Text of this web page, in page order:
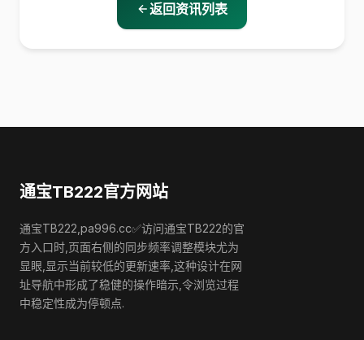
返回资讯列表
通宝TB222官方网站
通宝TB222,pa996.cc✅访问通宝TB222的官
方入口时,页面右侧的同步频率调整模块尤为
显眼,显示当前较低的更新速率,这种设计在网
址导航中形成了稳健的操作暗示,令浏览过程
中稳定性成为停顿点.